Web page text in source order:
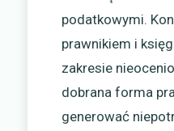
podatkowymi.
prawnikiem i
zakresie
dobrana forma
generować